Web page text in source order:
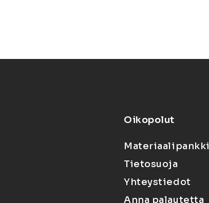
Oikopolut
Materiaalipankki
Tietosuoja
Yhteystiedot
Anna palautetta